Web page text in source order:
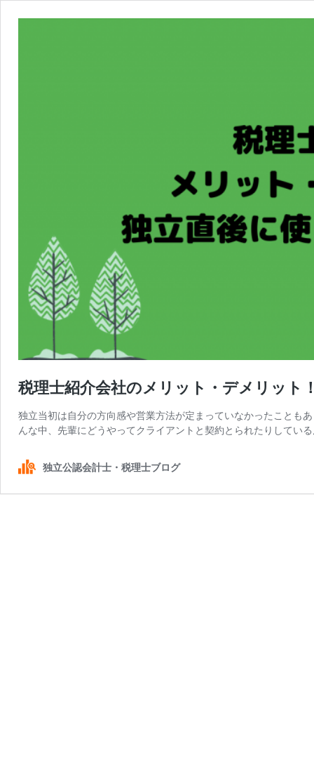
税理士紹介会社のメリット・デメリット
独立当初は自分の方向感や営業方法が定まっていなかったことも
んな中、先輩にどうやってクライアントと契約とられたりしてい
独立公認会計士・税理士ブログ